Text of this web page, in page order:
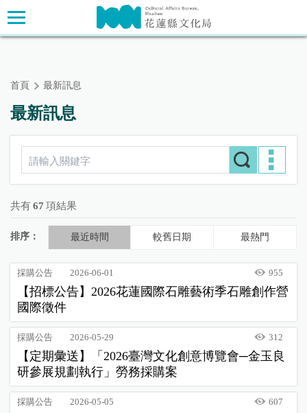
跳
到
主
主要內容區塊
首頁 最新訊息
最新訊息
共有 67 項結果
排序： 最近時間 較舊日期 最熱門
採購公告 2026-06-01 955
【招標公告】2026花蓮國際石雕藝術季石雕創作營
國際徵件
採購公告 2026-05-29 312
【定期彙送】「2026臺灣文化創意博覽會─金玉良
研參展規劃執行」勞務採購案
採購公告 2026-05-05 607